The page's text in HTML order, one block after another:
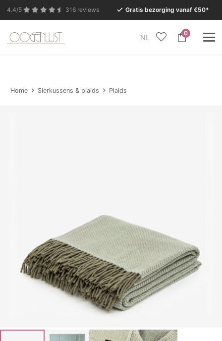
4.4/5 316 reviews Gratis bezorging vanaf €50*
NL
0
In verband met de zomervakantie is onze Conceptstore
Home Sierkussens & plaids Plaids